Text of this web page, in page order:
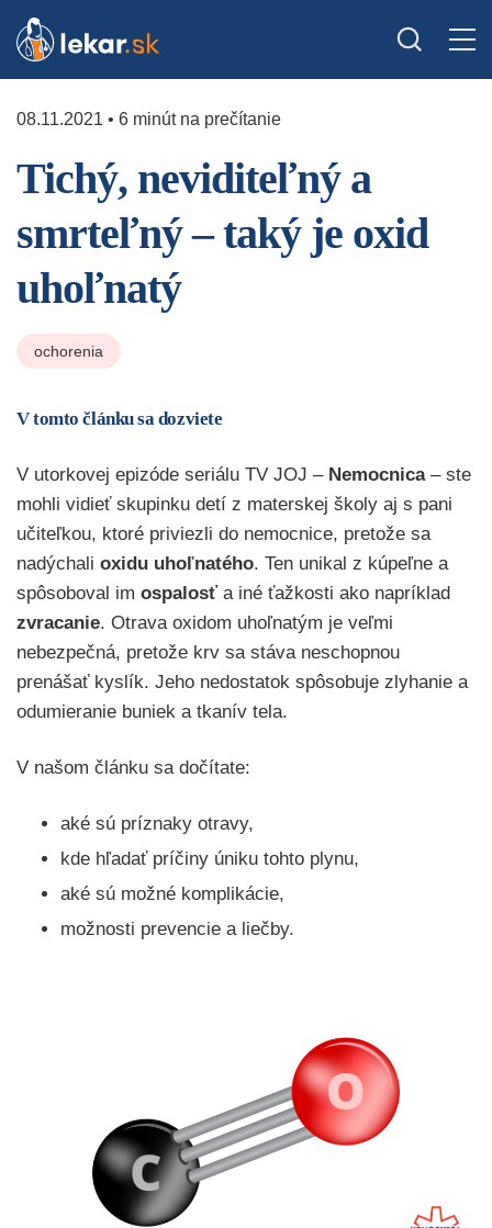
08.11.2021 • 6 minút na prečítanie
Tichý, neviditeľný a
smrteľný – taký je oxid
uhoľnatý
ochorenia
V tomto článku sa dozviete
V utorkovej epizóde seriálu TV JOJ – Nemocnica– ste
mohli vidieť skupinku detí z materskej školy aj s pani
učiteľkou, ktoré priviezli do nemocnice, pretože sa
nadýchali oxidu uhoľnatého. Ten unikal z kúpeľne a
spôsoboval im ospalosťa iné ťažkosti ako napríklad
zvracanie. Otrava oxidom uhoľnatým je veľmi
nebezpečná, pretože krv sa stáva neschopnou
prenášať kyslík. Jeho nedostatok spôsobuje zlyhanie a
odumieranie buniek a tkanív tela.
V našom článku sa dočítate:
aké sú príznaky otravy,
kde hľadať príčiny úniku tohto plynu,
aké sú možné komplikácie,
možnosti prevencie a liečby.